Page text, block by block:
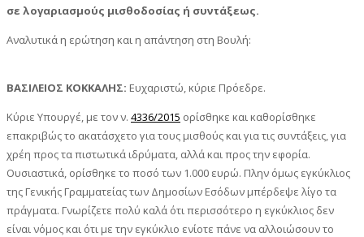
σε λογαριασμούς μισθοδοσίας ή συντάξεως.
Αναλυτικά η ερώτηση και η απάντηση στη Βουλή:
ΒΑΣΙΛΕΙΟΣ ΚΟΚΚΑΛΗΣ: Ευχαριστώ, κύριε Πρόεδρε.
Κύριε Υπουργέ, με τον ν. 4336/2015 ορίσθηκε και καθορίσθηκε
επακριβώς το ακατάσχετο για τους μισθούς και για τις συντάξεις, για
χρέη προς τα πιστωτικά ιδρύματα, αλλά και προς την εφορία.
Ουσιαστικά, ορίσθηκε το ποσό των 1.000 ευρώ. Πλην όμως εγκύκλιος
της Γενικής Γραμματείας των Δημοσίων Εσόδων μπέρδεψε λίγο τα
πράγματα. Γνωρίζετε πολύ καλά ότι περισσότερο η εγκύκλιος δεν
είναι νόμος και ότι με την εγκύκλιο ενίοτε πάνε να αλλοιώσουν το